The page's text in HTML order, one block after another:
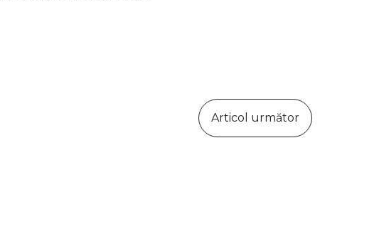
Articol următor